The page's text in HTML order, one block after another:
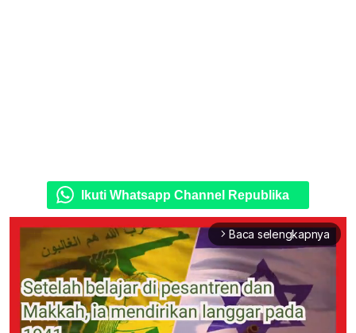
Ikuti Whatsapp Channel Republika
arrow_forward_ios Baca selengkapnya